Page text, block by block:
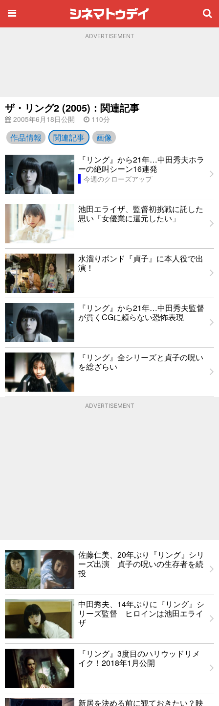
ADVERTISEMENT
ザ・リング2 (2005)：関連記事
2005年6月18日公開 110分
作品情報 関連記事
画像
『リング』から21年…中田秀夫ホラ
ーの絶叫シーン16連発
今週のクローズアップ
池田エライザ、監督初挑戦に託した
思い「女優業に還元したい」
水溜りボンド『貞子』に本人役で出
演！
『リング』から21年…中田秀夫監督
が貫くCGに頼らない恐怖表現
『リング』全シリーズと貞子の呪い
を総ざらい
ADVERTISEMENT
佐藤仁美、20年ぶり『リング』シリ
ーズ出演 貞子の呪いの生存者を続
投
中田秀夫、14年ぶりに『リング』シ
リーズ監督 ヒロインは池田エライ
ザ
『リング』3度目のハリウッドリメ
イク！2018年1月公開
新居を決める前に観ておきたい？映